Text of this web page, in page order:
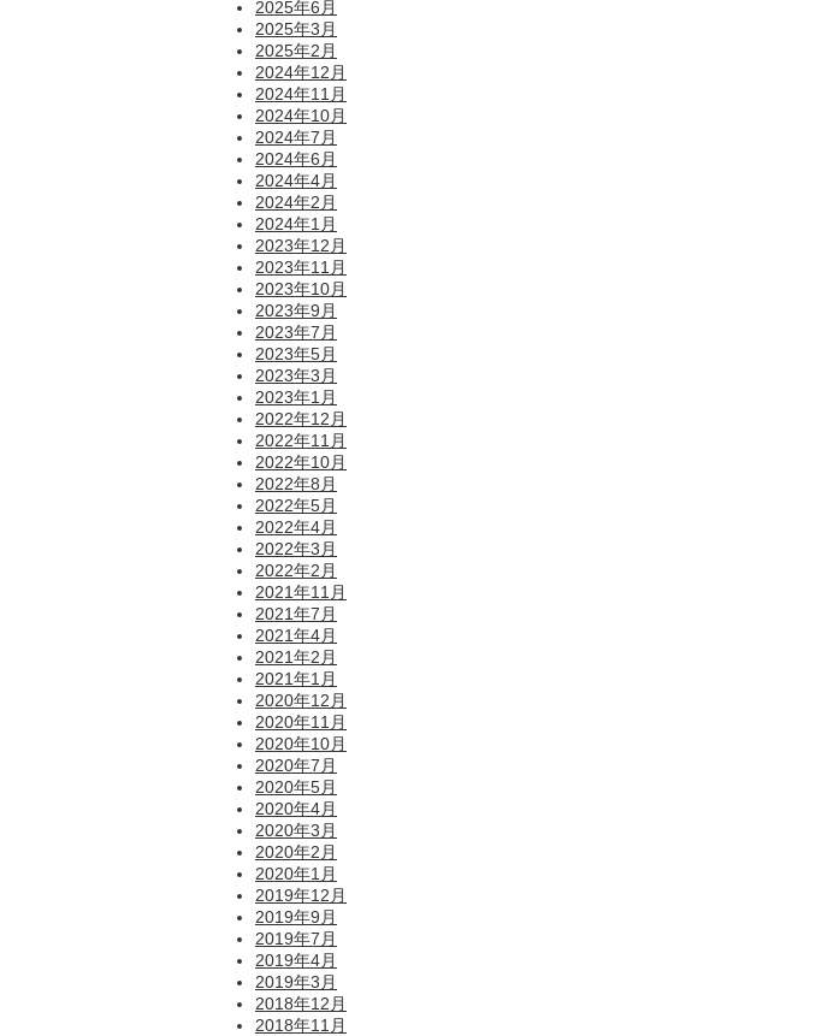
2025年6月
2025年3月
2025年2月
2024年12月
2024年11月
2024年10月
2024年7月
2024年6月
2024年4月
2024年2月
2024年1月
2023年12月
2023年11月
2023年10月
2023年9月
2023年7月
2023年5月
2023年3月
2023年1月
2022年12月
2022年11月
2022年10月
2022年8月
2022年5月
2022年4月
2022年3月
2022年2月
2021年11月
2021年7月
2021年4月
2021年2月
2021年1月
2020年12月
2020年11月
2020年10月
2020年7月
2020年5月
2020年4月
2020年3月
2020年2月
2020年1月
2019年12月
2019年9月
2019年7月
2019年4月
2019年3月
2018年12月
2018年11月